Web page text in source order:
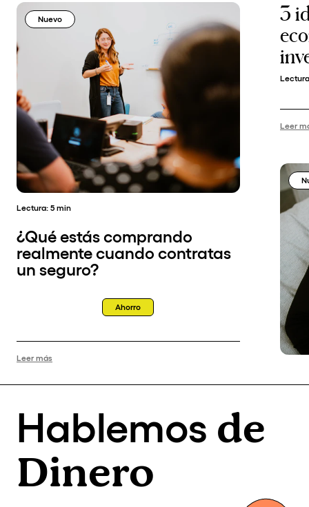
Nuevo
Lectura: 5 min
¿Qué estás comprando
realmente cuando contratas
un seguro?
Ahorro
Leer más
3
Leer
Hablemos de
Dinero